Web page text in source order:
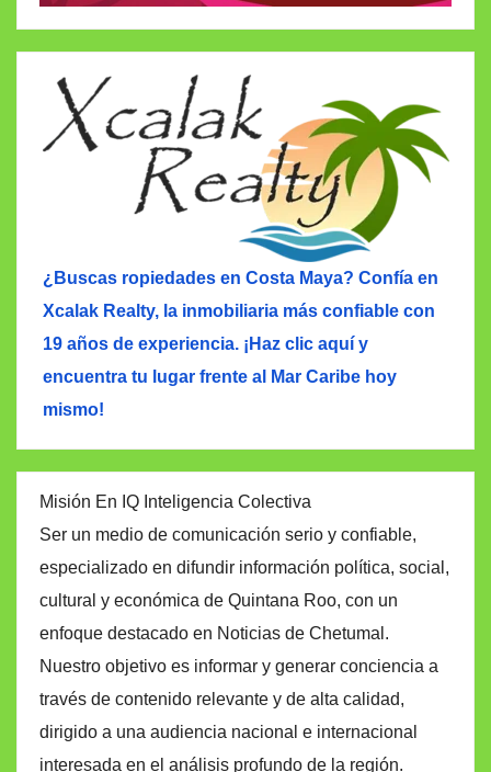
¿Buscas ropiedades en Costa Maya? Confía en
Xcalak Realty, la inmobiliaria más confiable con
19 años de experiencia. ¡Haz clic aquí y
encuentra tu lugar frente al Mar Caribe hoy
mismo!
Misión En IQ Inteligencia Colectiva
Ser un medio de comunicación serio y confiable,
especializado en difundir información política, social,
cultural y económica de Quintana Roo, con un
enfoque destacado en Noticias de Chetumal.
Nuestro objetivo es informar y generar conciencia a
través de contenido relevante y de alta calidad,
dirigido a una audiencia nacional e internacional
interesada en el análisis profundo de la región.